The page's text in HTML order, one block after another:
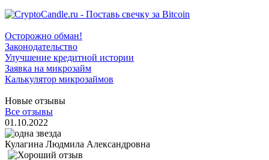
Осторожно обман!
Законодательство
Улучшение кредитной истории
Заявка на микрозайм
Калькулятор микрозаймов
Новые отзывы
Все отзывы
01.10.2022
Кулагина Людмила Александровна